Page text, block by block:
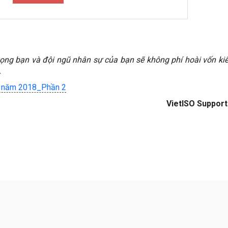
bạn và đội ngũ nhân sự của bạn sẽ không phí hoài vốn
2018_Phần 2
VietISO